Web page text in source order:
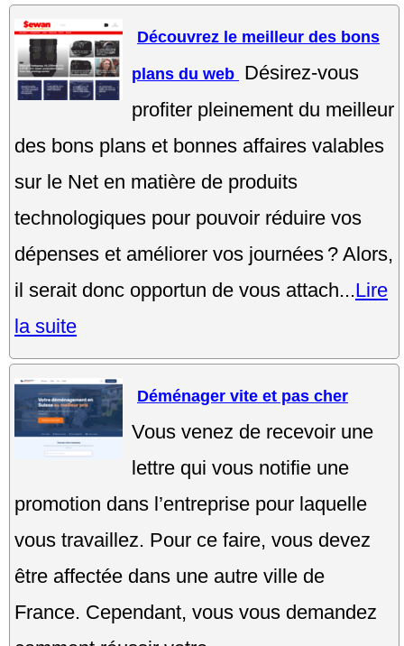
Découvrez le meilleur des bons
plans du web Désirez-vous
profiter pleinement du meilleur
des bons plans et bonnes affaires valables
sur le Net en matière de produits
technologiques pour pouvoir réduire vos
dépenses et améliorer vos journées ? Alors,
il serait donc opportun de vous attach...Lire
la suite
Déménager vite et pas cher
Vous venez de recevoir une
lettre qui vous notifie une
promotion dans l’entreprise pour laquelle
vous travaillez. Pour ce faire, vous devez
être affectée dans une autre ville de
France. Cependant, vous vous demandez